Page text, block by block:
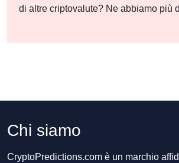
di altre criptovalute? Ne abbiamo più
Chi siamo
CryptoPredictions.com è un marchio